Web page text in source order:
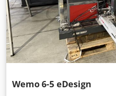
Wemo6-5 eDesign